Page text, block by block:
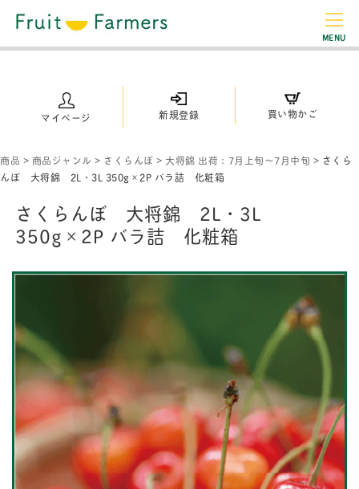
MENU
マイページ 新規登録 買い物かご
商品 > 商品ジャンル > さくらんぼ > 大将錦 出荷：7月上旬～7月中旬 > さくら
んぼ 大将錦 2L・3L 350g×2P バラ詰 化粧箱
さくらんぼ 大将錦 2L・3L
350g×2P バラ詰 化粧箱